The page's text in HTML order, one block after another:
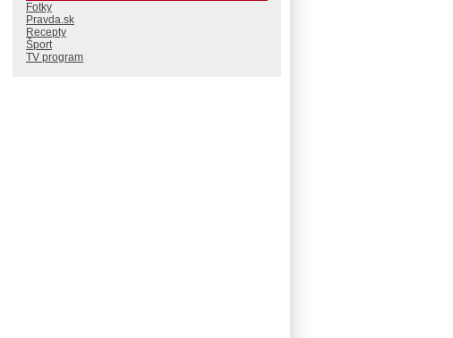
Fotky
Pravda.sk
Recepty
Šport
TV program